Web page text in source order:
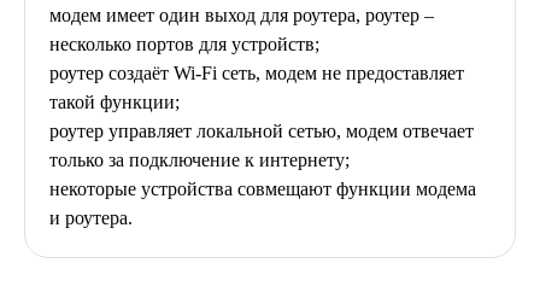
модем имеет один выход для роутера, роутер –
несколько портов для устройств;
роутер создаёт Wi-Fi сеть, модем не предоставляет
такой функции;
роутер управляет локальной сетью, модем отвечает
только за подключение к интернету;
некоторые устройства совмещают функции модема
и роутера.